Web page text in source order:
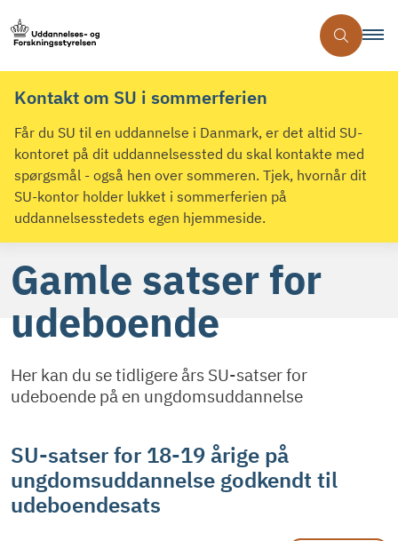
Kontakt om SU i sommerferien
Får du SU til en uddannelse i Danmark, er det altid SU-
kontoret på dit uddannelsessted du skal kontakte med
spørgsmål - også hen over sommeren. Tjek, hvornår dit
SU-kontor holder lukket i sommerferien på
uddannelsesstedets egen hjemmeside.
Gamle satser for
udeboende
Her kan du se tidligere års SU-satser for
udeboende på en ungdomsuddannelse
SU-satser for 18-19 årige på
ungdomsuddannelse godkendt til
udeboendesats